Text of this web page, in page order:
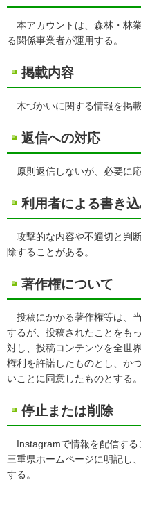
本アカウントは、森林・林
る関係事業者が運用する。
掲載内容
木づかいに関する情報を掲載
返信への対応
原則返信しないが、必要に応
利用者による書き
攻撃的な内容や不適切と判
除することがある。
著作権について
投稿にかかる著作権等は、
するが、投稿されたことをも
対し、投稿コンテンツを全世
権利を許諾したものとし、か
いことに同意したものとする。
停止または削除
Instagramで情報を配信する
三重県ホームページに明記し
する。